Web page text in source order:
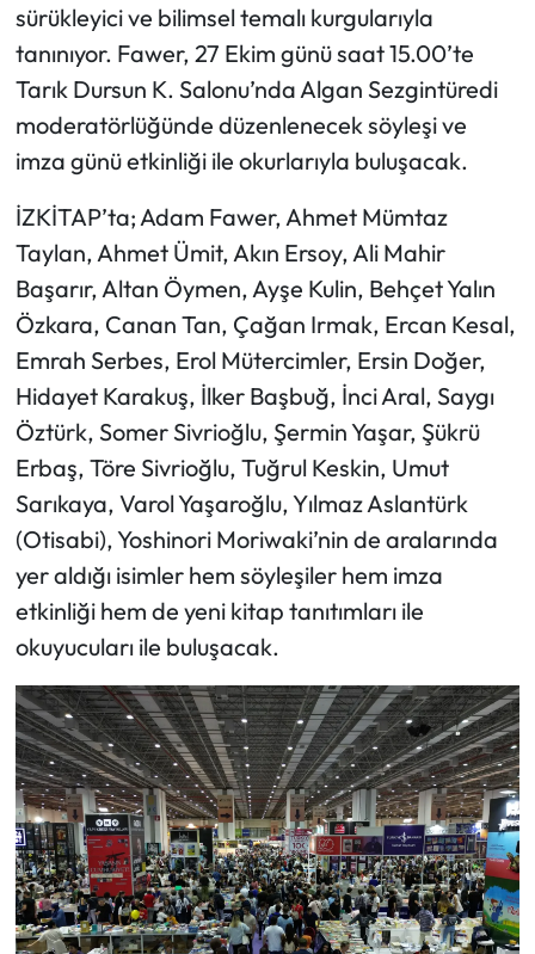
sürükleyici ve bilimsel temalı kurgularıyla
tanınıyor. Fawer, 27 Ekim günü saat 15.00’te
Tarık Dursun K. Salonu’nda Algan Sezgintüredi
moderatörlüğünde düzenlenecek söyleşi ve
imza günü etkinliği ile okurlarıyla buluşacak.
İZKİTAP’ta; Adam Fawer, Ahmet Mümtaz
Taylan, Ahmet Ümit, Akın Ersoy, Ali Mahir
Başarır, Altan Öymen, Ayşe Kulin, Behçet Yalın
Özkara, Canan Tan, Çağan Irmak, Ercan Kesal,
Emrah Serbes, Erol Mütercimler, Ersin Doğer,
Hidayet Karakuş, İlker Başbuğ, İnci Aral, Saygı
Öztürk, Somer Sivrioğlu, Şermin Yaşar, Şükrü
Erbaş, Töre Sivrioğlu, Tuğrul Keskin, Umut
Sarıkaya, Varol Yaşaroğlu, Yılmaz Aslantürk
(Otisabi), Yoshinori Moriwaki’nin de aralarında
yer aldığı isimler hem söyleşiler hem imza
etkinliği hem de yeni kitap tanıtımları ile
okuyucuları ile buluşacak.